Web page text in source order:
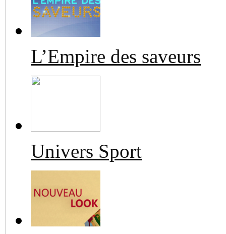
L’Empire des saveurs
Univers Sport